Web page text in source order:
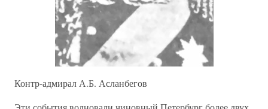
Контр-адмирал А.Б. Асланбегов